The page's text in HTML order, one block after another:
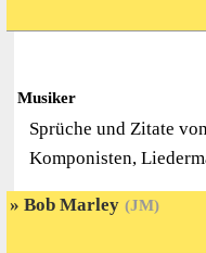
Musiker
Sprüche und Zitate
Komponisten,
Bob Marley (JM)